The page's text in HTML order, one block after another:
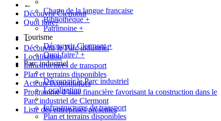
←
Découvrir Clermont
Quoi faire?
←
Découvrir le Parc industriel
Localisation
Infrastructures de transport
Plan et terrains disponibles
Acteurs économiques
Programme d’aide financière favorisant la construction dans le
Parc industriel de Clermont
Liste des entreprises présentes
Charte de la langue française
Bibliothèque+
Patrimoine +
Tourisme
Découvrir Clermont+
Quoi faire? +
Parc industriel
Découvrir le Parc industriel
Localisation
Infrastructures de transport
Plan et terrains disponibles